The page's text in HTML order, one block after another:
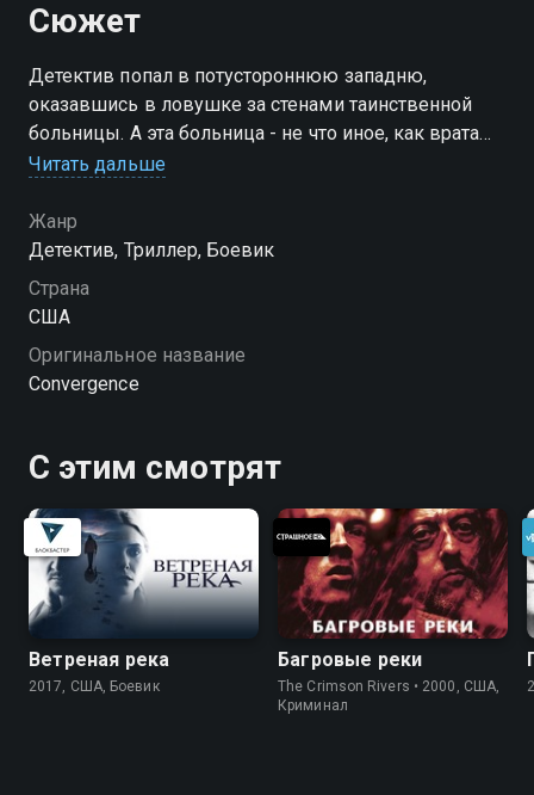
Сюжет
Детектив попал в потустороннюю западню,
оказавшись в ловушке за стенами таинственной
больницы. А эта больница - не что иное, как врата
между раем и адом. Теперь ему предстоит
Читать дальше
Жанр
Детектив, Триллер, Боевик
Страна
США
Оригинальное название
Convergence
С этим смотрят
Ветреная река
2017, США, Боевик
Багровые реки
The Crimson Rivers • 2000, США,
Криминал